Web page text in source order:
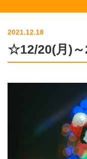
2021.12.18
☆12/20(月)～